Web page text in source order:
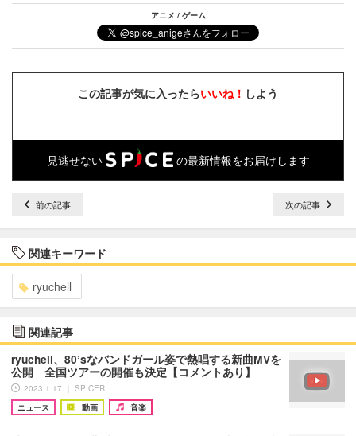
アニメ / ゲーム
この記事が気に入ったらいいね！ しよう
見逃せない の最新情報をお届けします
前の記事 次の記事
関連キーワード
ryuchell
関連記事
ryuchell、80’sなバンドガール姿で熱唱する新曲MVを
公開 全国ツアーの開催も決定【コメントあり】
2023.1.17 ｜ SPICER
ニュース
動画 音楽